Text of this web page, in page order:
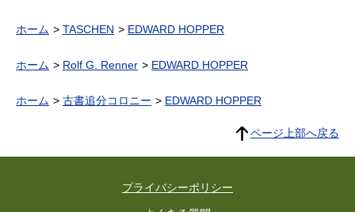
ホーム TASCHEN EDWARD HOPPER
ホーム Rolf G. Renner EDWARD HOPPER
ホーム 古書追分コロニー EDWARD HOPPER
ページ上部へ戻る
プライバシーポリシー